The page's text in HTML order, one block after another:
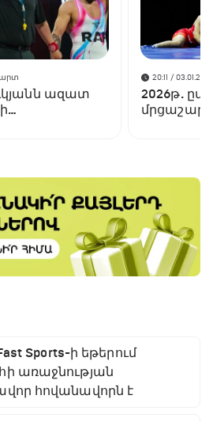
ազատ
20:11 /
2026թ.
Sports-ի եթերում
առաջնության
հովանավորն է